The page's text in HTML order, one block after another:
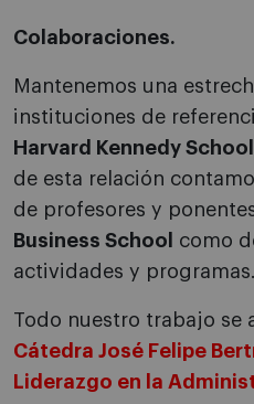
Colaboraciones.
Mantenemos una
instituciones de
Harvard Kennedy
de esta relación
de profesores y
Business School
como
actividades y programas.
Todo nuestro trabajo se
Cátedra José Felipe
Liderazgo en la